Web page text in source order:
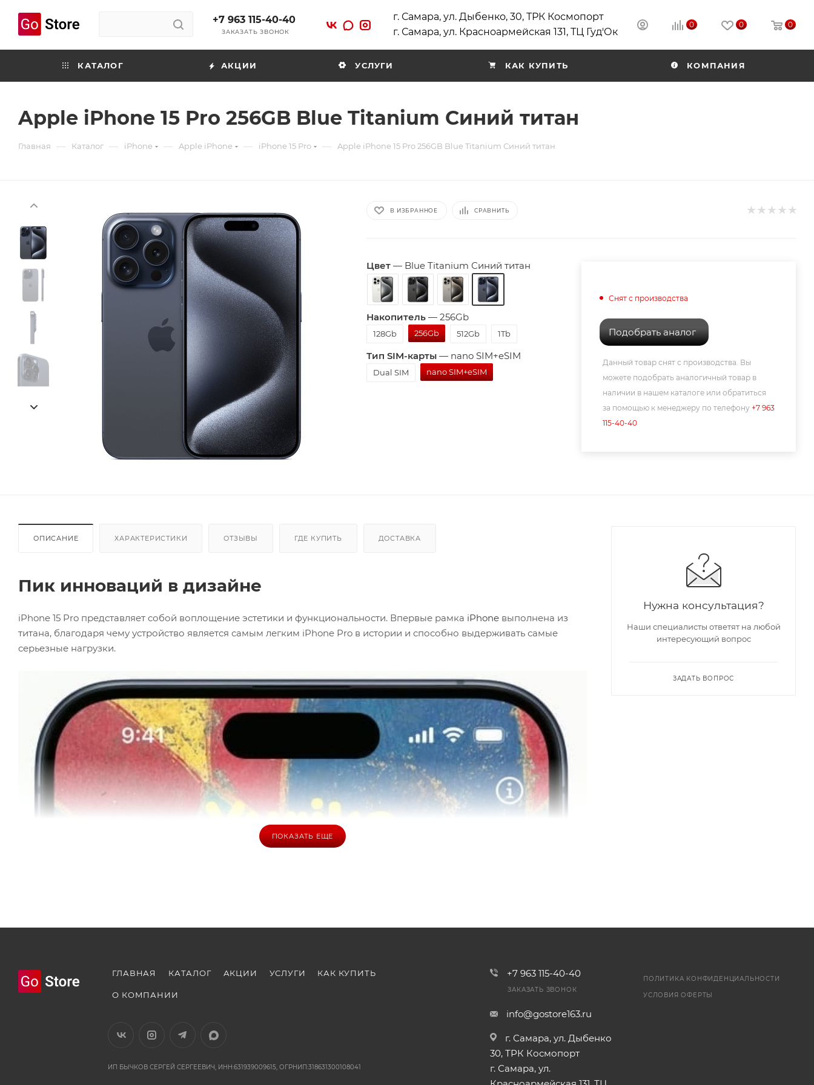
+7 963 115-40-40
ЗАКАЗАТЬ ЗВОНОК
г. Самара, ул. Дыбенко, 30, ТРК Космопорт
г. Самара, ул. Красноармейская 131, ТЦ Гуд'Ок
0 0 0
КАТАЛОГ АКЦИИ УСЛУГИ КАК КУПИТЬ КОМПАНИЯ
Apple iPhone 15 Pro 256GB Blue Titanium Синий титан
Главная — Каталог — iPhone — Apple iPhone — iPhone 15 Pro — Apple iPhone 15 Pro 256GB Blue Titanium Синий титан
В ИЗБРАННОЕ СРАВНИТЬ
Цвет— Blue Titanium Синий титан
Накопитель— 256Gb
128Gb 256Gb 512Gb 1Tb
Тип SIM-карты— nano SIM+eSIM
Dual SIM nano SIM+eSIM
Снят с производства
Подобрать аналог
Данный товар снят с производства. Вы
можете подобрать аналогичный товар в
наличии в нашем каталоге или обратиться
за помощью к менеджеру по телефону +7 963
115-40-40
ОПИСАНИЕ ХАРАКТЕРИСТИКИ ОТЗЫВЫ ГДЕ КУПИТЬ ДОСТАВКА
Пик инноваций в дизайне
iPhone 15 Pro представляет собой воплощение эстетики и функциональности. Впервые рамка iPhone выполнена из
титана, благодаря чему устройство является самым легким iPhone Pro в истории и способно выдерживать самые
серьезные нагрузки.
ПОКАЗАТЬ ЕЩЕ
Нужна консультация?
Наши специалисты ответят на любой
интересующий вопрос
ЗАДАТЬ ВОПРОС
ГЛАВНАЯ КАТАЛОГ АКЦИИ УСЛУГИ КАК КУПИТЬ
О КОМПАНИИ
ИП БЫЧКОВ СЕРГЕЙ СЕРГЕЕВИЧ, ИНН:631939009615, ОГРНИП:318631300108041
+7 963 115-40-40
ЗАКАЗАТЬ ЗВОНОК
info@gostore163.ru
г. Самара, ул. Дыбенко
30, ТРК Космопорт
г. Самара, ул.
ПОЛИТИКА КОНФИДЕНЦИАЛЬНОСТИ
УСЛОВИЯ ОФЕРТЫ